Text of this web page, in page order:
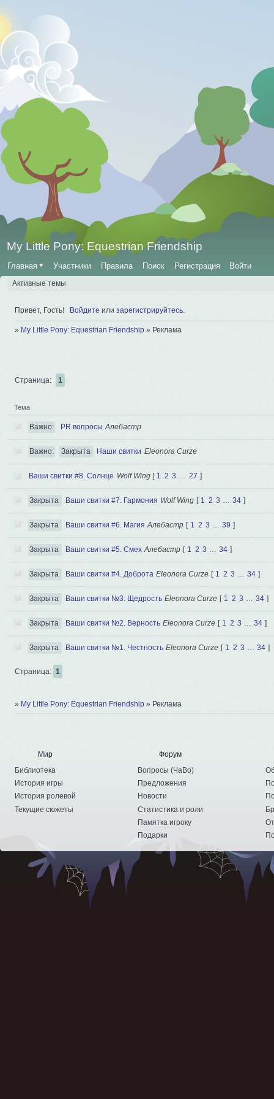
My Little Pony: Equestrian Friendship
Главная ♥ Участники Правила Поиск Регистрация Войти
Активные темы
Привет, Гость! Войдите или зарегистрируйтесь
» My Little Pony: Equestrian Friendship » Реклама
Страница: 1
Тема
Важно: PR вопросы Алебастр
Важно: Закрыта Наши свитки Eleonora Curze
Ваши свитки #8. Солнце Wolf Wing [ 1 2 3 27 ]
Закрыта Ваши свитки #7. Гармония Wolf Wing [ 1 2 3 … 34 ]
Закрыта Ваши свитки #6. Магия Алебастр [ 1 2 3 … 39 ]
Закрыта Ваши свитки #5. Смех Алебастр [ 1 2 3 … 34 ]
Закрыта Ваши свитки #4. Доброта Eleonora Curze [ 1 2 3 … 34 ]
Закрыта Ваши свитки №3. Щедрость Eleonora Curze [ 1 2 3 … 34 ]
Закрыта Ваши свитки №2. Верность Eleonora Curze [ 1 2 3 … 34 ]
Закрыта Ваши свитки №1. Честность Eleonora Curze [ 1 2 3 … 34 ]
Страница: 1
» My Little Pony: Equestrian Friendship » Реклама
Мир
Библиотека
История игры
История ролевой
Текущие сюжеты
Форум
Вопросы (ЧаВо)
Предложения
Новости
Статистика и роли
Памятка игроку
Подарки